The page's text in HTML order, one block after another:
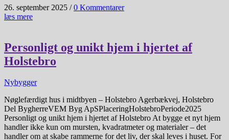
26. september 2025 / 0 Kommentarer
læs mere
Personligt og unikt hjem i hjertet af
Holstebro​
Nybygger
Nøglefærdigt hus i midtbyen – Holstebro Agerbækvej, Holstebro
Del BygherreVEM Byg ApSPlaceringHolstebroPeriode2025
Personligt og unikt hjem i hjertet af Holstebro At bygge et nyt hjem
handler ikke kun om mursten, kvadratmeter og materialer – det
handler om at skabe rammerne for det liv, der skal leves i huset. For